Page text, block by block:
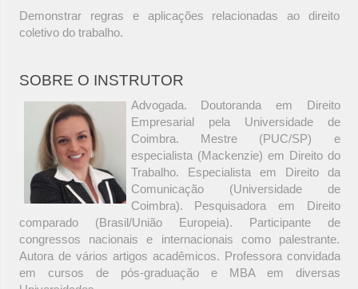
Demonstrar regras e aplicações relacionadas ao direito
coletivo do trabalho.
SOBRE O INSTRUTOR
Advogada. Doutoranda em Direito
Empresarial pela Universidade de
Coimbra. Mestre (PUC/SP) e
especialista (Mackenzie) em Direito do
Trabalho. Especialista em Direito da
Comunicação (Universidade de
Coimbra). Pesquisadora em Direito
comparado (Brasil/União Europeia). Participante de
congressos nacionais e internacionais como palestrante.
Autora de vários artigos acadêmicos. Professora convidada
em cursos de pós-graduação e MBA em diversas